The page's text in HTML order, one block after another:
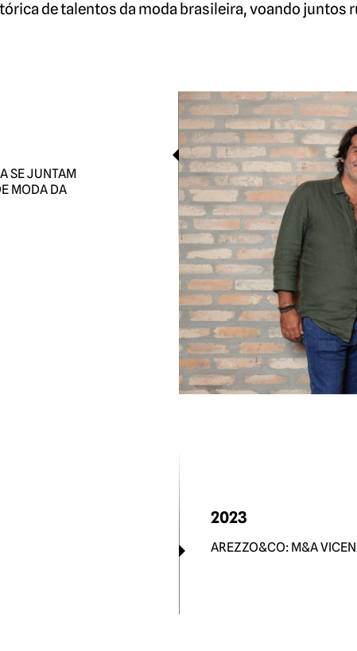
de talentos da moda brasileira, voando juntos
SE JUNTAM
MODA DA
2023
AREZZO&CO: M&A